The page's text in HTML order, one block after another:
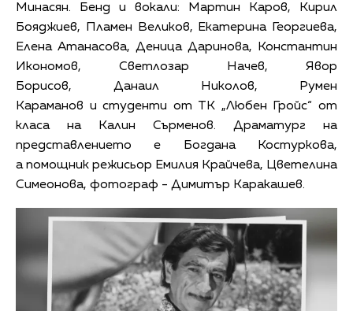
Минасян. Бенд и вокали: Мартин Каров, Кирил
Бояджиев, Пламен Великов, Екатерина Георгиева,
Елена Атанасова, Деница Даринова, Константин
Икономов, Светлозар Начев, Явор
Борисов, Данаил Николов, Румен
Караманов и студенти от ТК „Любен Гройс“ от
класа на Калин Сърменов. Драматург на
представлението е Богдана Костуркова,
а помощник режисьор Емилия Крайчева, Цветелина
Симеонова, фотограф - Димитър Каракашев.